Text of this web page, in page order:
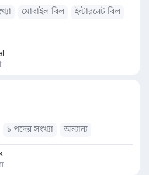
মোবাইল বিল
ইন্টারনেট বিল
১ পদের সংখ্যা অন্যান্য